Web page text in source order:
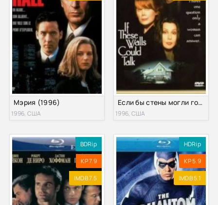
Мэрия (1996)
1996, США
Если бы стены могли говорить (1996)
1996, США
BDRip
KP 7.9
IMDB 7.5
HDRip
KP 5.9
IMDB 5.1